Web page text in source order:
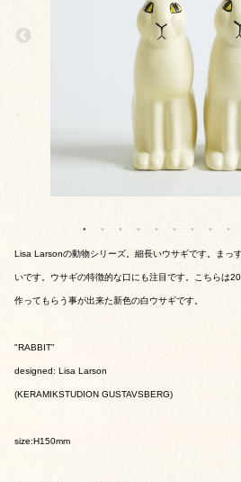
Lisa Larsonの動物シリーズ。細長いウサギです。まっ
いです。ウサギの特徴的な口にも注目です。こちらは
作ってもらう事が出来た新色の白ウサギです。
"RABBIT"
designed: Lisa Larson
(KERAMIKSTUDION GUSTAVSBERG)
size:H150mm